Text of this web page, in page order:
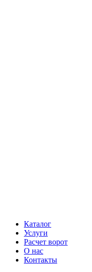
Каталог
Услуги
Расчет ворот
О нас
Контакты